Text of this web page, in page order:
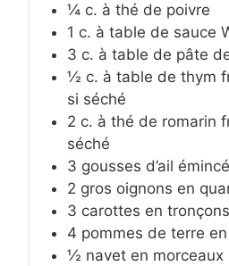
¼ c. à thé de poivre
1 c. à table de sauce
3 c. à table de pâte
½ c. à table de thym
si séché
2 c. à thé de romarin
séché
3 gousses d’ail
2 gros oignons en
3 carottes en tronçons
4 pommes de terre
½ navet en morceaux